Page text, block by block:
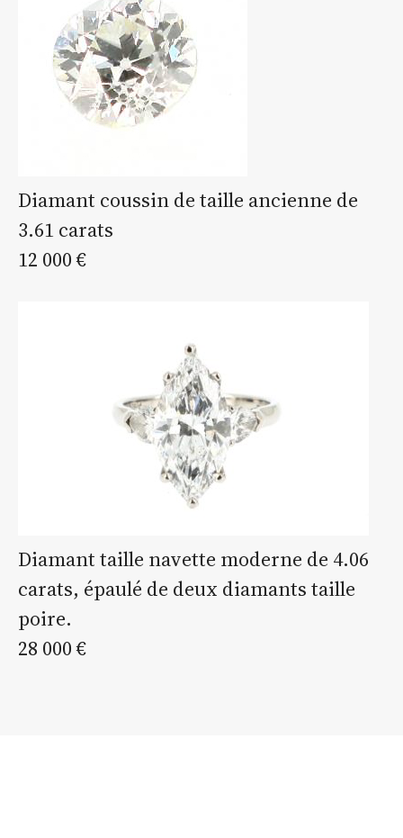
Diamant coussin de taille ancienne de
3.61 carats
12 000 €
Diamant taille navette moderne de 4.06
carats, épaulé de deux diamants taille
poire.
28 000 €